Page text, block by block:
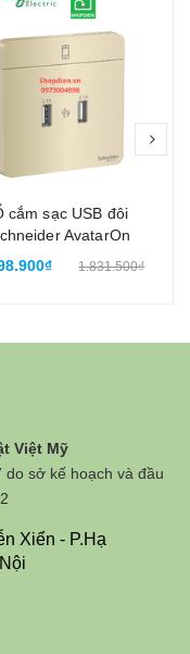
cắm sạc USB đôi
AvatarOn
Màu
1.831.500₫
Việt Mỹ
do sở kế hoạch và đầu
Xiển - P.Hạ